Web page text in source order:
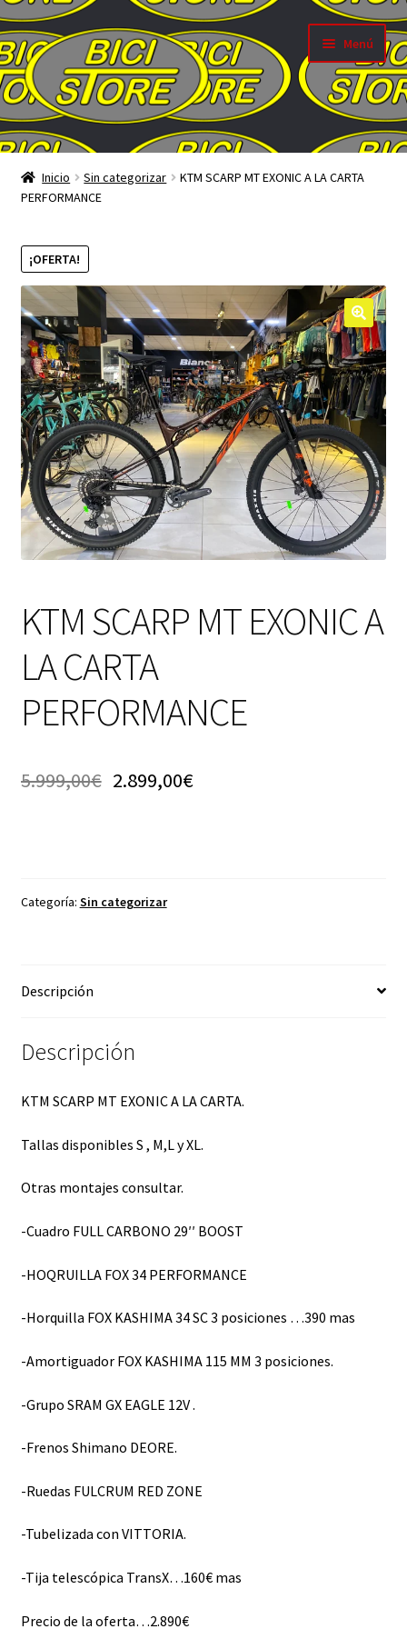
Ir
a
la
navegación
Ir
al
contenido
Menú
Inicio
google-site-verification: google4f9750a8244668d2.html
MEGALIQUIDACIONES FIN DE TEMPORADA 2023
Inicio Sin categorizar
KTM SCARP MT EXONIC A LA CARTA
PERFORMANCE
¡OFERTA!
KTM SCARP MT EXONIC A
LA CARTA
PERFORMANCE
5.999,00€ 2.899,00€
Categoría: Sin categorizar
Descripción
Descripción
KTM SCARP MT EXONIC A LA CARTA.
Tallas disponibles S , M,L y XL.
Otras montajes consultar.
-Cuadro FULL CARBONO 29′′ BOOST
-HOQRUILLA FOX 34 PERFORMANCE
-Horquilla FOX KASHIMA 34 SC 3 posiciones …390 mas
-Amortiguador FOX KASHIMA 115 MM 3 posiciones.
-Grupo SRAM GX EAGLE 12V .
-Frenos Shimano DEORE.
-Ruedas FULCRUM RED ZONE
-Tubelizada con VITTORIA.
-Tija telescópica TransX…160€ mas
Precio de la oferta…2.890€